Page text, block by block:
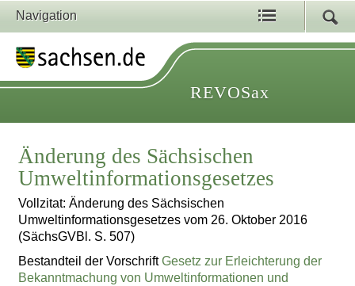
Navigation
REVOSax
Änderung des Sächsischen
Umweltinformationsgesetzes
Vollzitat: Änderung des Sächsischen
Umweltinformationsgesetzes vom 26. Oktober 2016
(SächsGVBl. S. 507)
Bestandteil der VorschriftGesetz zur Erleichterung der
Bekanntmachung von Umweltinformationen und